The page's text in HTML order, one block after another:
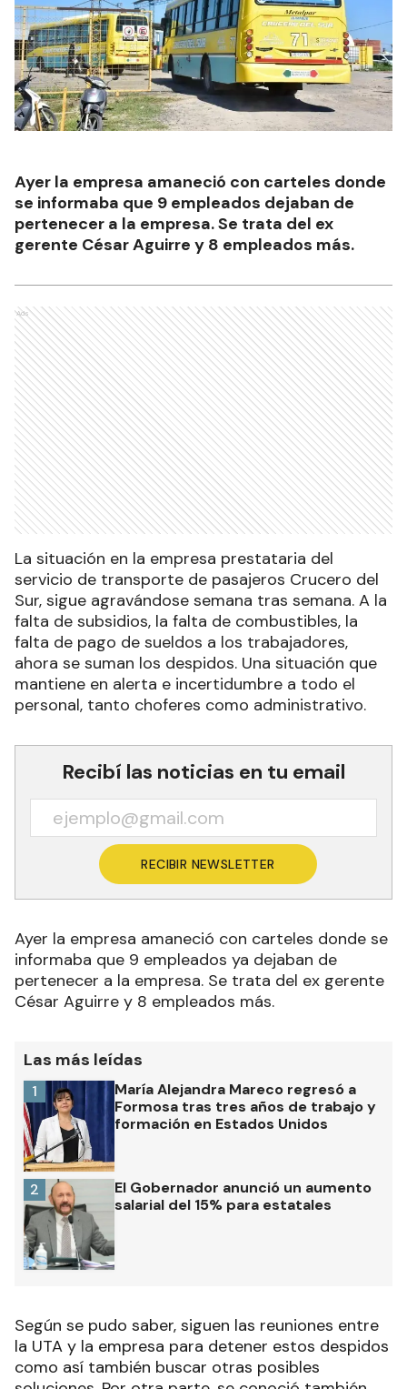
Ayer la empresa amaneció con carteles donde
se informaba que 9 empleados dejaban de
pertenecer a la empresa. Se trata del ex
gerente César Aguirre y 8 empleados más.
Ads
La situación en la empresa prestataria del
servicio de transporte de pasajeros Crucero del
Sur, sigue agravándose semana tras semana. A la
falta de subsidios, la falta de combustibles, la
falta de pago de sueldos a los trabajadores,
ahora se suman los despidos. Una situación que
mantiene en alerta e incertidumbre a todo el
personal, tanto choferes como administrativo.
Recibí las noticias en tu email
RECIBIR NEWSLETTER
Ayer la empresa amaneció con carteles donde se
informaba que 9 empleados ya dejaban de
pertenecer a la empresa. Se trata del ex gerente
César Aguirre y 8 empleados más.
Las más leídas
María Alejandra Mareco regresó a
Formosa tras tres años de trabajo y
formación en Estados Unidos
1
El Gobernador anunció un aumento
salarial del 15% para estatales
2
Según se pudo saber, siguen las reuniones entre
la UTA y la empresa para detener estos despidos
como así también buscar otras posibles